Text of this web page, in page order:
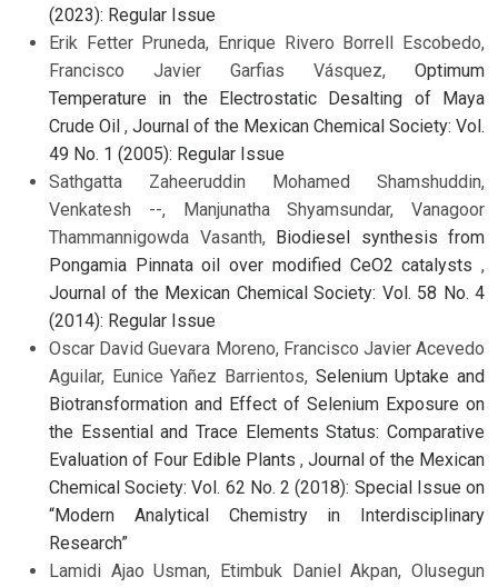
(2023): Regular Issue
Erik Fetter Pruneda, Enrique Rivero Borrell Escobedo,
Francisco Javier Garfias Vásquez, Optimum
Temperature in the Electrostatic Desalting of Maya
Crude Oil , Journal of the Mexican Chemical Society: Vol.
49 No. 1 (2005): Regular Issue
Sathgatta Zaheeruddin Mohamed Shamshuddin,
Venkatesh --, Manjunatha Shyamsundar, Vanagoor
Thammannigowda Vasanth,
Biodiesel synthesis from
Pongamia Pinnata oil over modified CeO2 catalysts ,
Journal of the Mexican Chemical Society: Vol. 58 No. 4
(2014): Regular Issue
Oscar David Guevara Moreno, Francisco Javier Acevedo
Aguilar, Eunice Yañez Barrientos, Selenium Uptake and
Biotransformation and Effect of Selenium Exposure on
the Essential and Trace Elements Status: Comparative
Evaluation of Four Edible Plants , Journal of the Mexican
Chemical Society: Vol. 62 No. 2 (2018): Special Issue on
“Modern Analytical Chemistry in Interdisciplinary
Research”
Lamidi Ajao Usman, Etimbuk Daniel Akpan, Olusegun